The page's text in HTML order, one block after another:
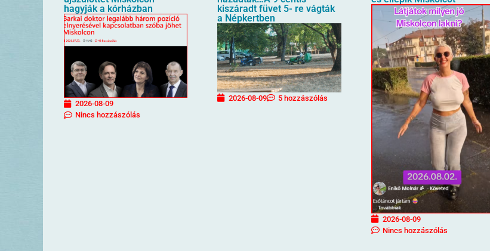
hagyják a kórházban
2026-08-09
Nincs hozzászólás
kiszáradt füvet 5- re vágták
a Népkertben
2026-08-09 5 hozzászólás
2026-08-09
Nincs hozzászólás